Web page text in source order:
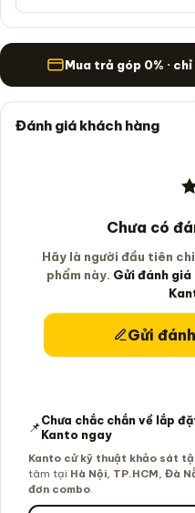
Mua trả góp Mua trả góp
Đánh giá khách hàng
Chưa có
Hãy là người đầu tiên
phẩm này. Gửi đánh giá
Gửi
📌Chưa chắc chắn về lắp
Kanto ngay
Kanto cử kỹ thuật khảo sát
tâm tại Hà Nội, TP.HCM, Đà
đơn combo.